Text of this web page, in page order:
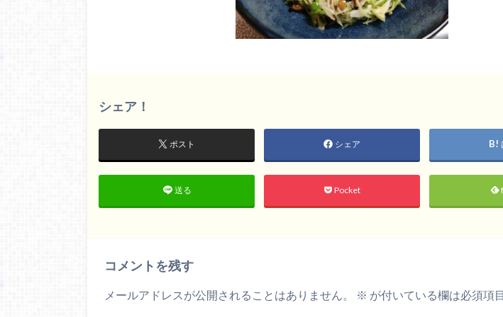
シェア！
ポスト シェア
送る Pocket
コメントを残す
メールアドレスが公開されることはありません。 ※ が付いている欄は必須項